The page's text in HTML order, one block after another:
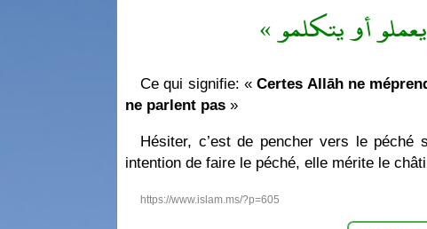
أو يتكلمو »
Ce qui signifie: «Certes Allāh ne
ne parlent pas »
Hésiter, c’est de pencher vers le
intention de faire le péché, elle mérite le
https://www.islam.ms/?p=605